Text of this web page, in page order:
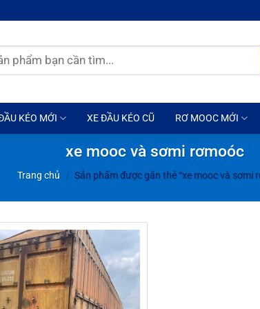
KÉO MỚI XE ĐẦU KÉO CŨ RƠ MOOC MỚI
xe mooc và sơmi rơmoóc
Trang chủ / Sản phẩm được gắn thẻ “xe mooc và sơmi